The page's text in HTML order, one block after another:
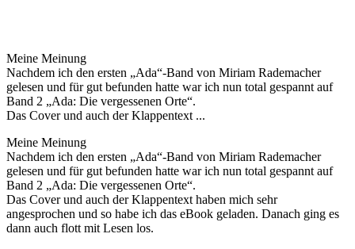
Meine Meinung
Nachdem ich den ersten „Ada“-Band von Miriam Rademacher
gelesen und für gut befunden hatte war ich nun total gespannt auf
Band 2 „Ada: Die vergessenen Orte“.
Das Cover und auch der Klappentext ...
Meine Meinung
Nachdem ich den ersten „Ada“-Band von Miriam Rademacher
gelesen und für gut befunden hatte war ich nun total gespannt auf
Band 2 „Ada: Die vergessenen Orte“.
Das Cover und auch der Klappentext haben mich sehr
angesprochen und so habe ich das eBook geladen. Danach ging es
dann auch flott mit Lesen los.